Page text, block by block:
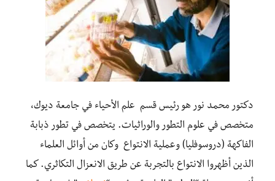
دكتور محمد نور هو رئيس قسم علم الأحياء في جامعة ديوك،
متخصص في علوم التطور والوراثيات. يتخصص في تطور ذبابة
الفاكهة (دروسوفليا) وعملية الانتواع وكان من أوائل العلماء
الذين أظهروا الانتواع بالتجربة عن طريق الانعزال التكاثري. كما